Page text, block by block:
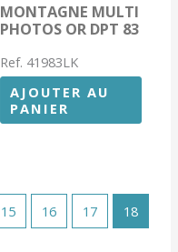
MONTAGNE MULTI
PHOTOS OR DPT 83
Ref. 41983LK
AJOUTER AU
PANIER
15 16 17 18